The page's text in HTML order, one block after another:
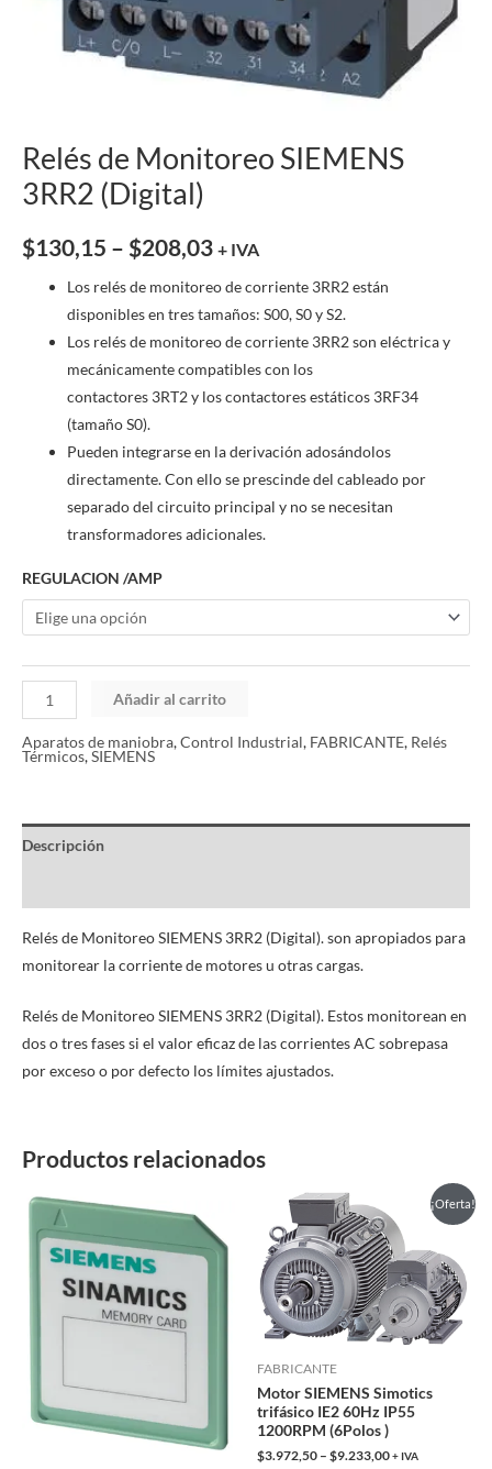
Relés de Monitoreo SIEMENS
3RR2 (Digital)
$130,15 – $208,03 + IVA
Los relés de monitoreo de corriente 3RR2 están
disponibles en tres tamaños: S00, S0 y S2.
Los relés de monitoreo de corriente 3RR2 son eléctrica y
mecánicamente compatibles con los
contactores 3RT2 y los contactores estáticos 3RF34
(tamaño S0).
Pueden integrarse en la derivación adosándolos
directamente. Con ello se prescinde del cableado por
separado del circuito principal y no se necesitan
transformadores adicionales.
REGULACION /AMP
Añadir al carrito
Aparatos de maniobra,Control Industrial, FABRICANTE, Relés
Térmicos,SIEMENS
Descripción
Relés de Monitoreo SIEMENS 3RR2 (Digital). son apropiados para
monitorear la corriente de motores u otras cargas.
Relés de Monitoreo SIEMENS 3RR2 (Digital). Estos monitorean en
dos o tres fases si el valor eficaz de las corrientes AC sobrepasa
por exceso o por defecto los límites ajustados.
Productos relacionados
¡Oferta!
FABRICANTE
Motor SIEMENS Simotics
trifásico IE2 60Hz IP55
1200RPM (6Polos )
$3.972,50 – $9.233,00+ IVA
Este
producto
tiene
múltiples
variantes.
Las
se